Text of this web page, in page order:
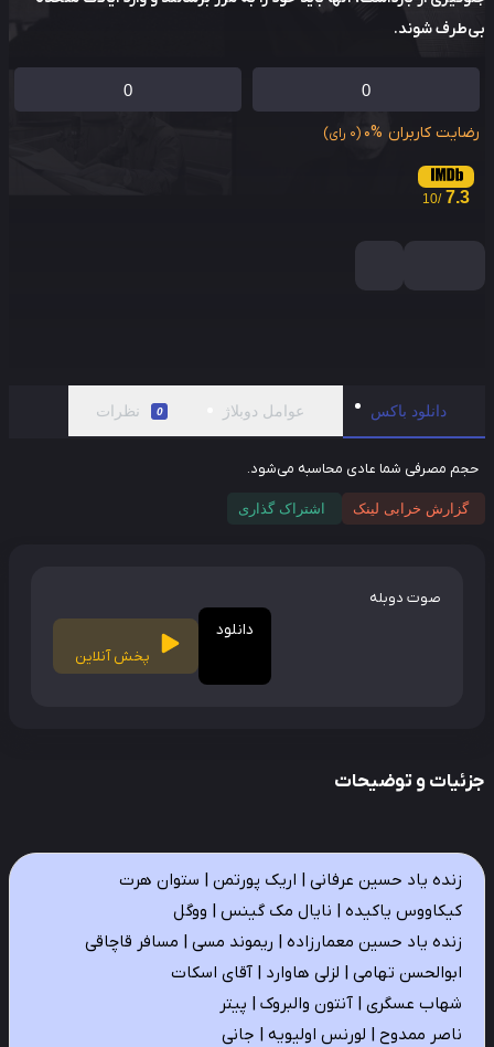
شوند.
کاربران 0% (0 رای)
/10
دانلود باکس عوامل دوبلاژ نظرات
مصرفی شما عادی محاسبه می‌شود.
گزارش خرابی لینک اشتراک گذاری
صوت دوبله
دانلود
پخش آنلاین
و توضیحات
زنده یاد حسین عرفانی | اریک پورتمن | ستوان هرت
کیکاووس یاکیده | نایال مک گینس | ووگل
زنده یاد حسین معمارزاده | ریموند مسی | مسافر قاچاقی
ابوالحسن تهامی | لزلی هاوارد | آقای اسکات
شهاب عسگری | آنتون والبروک | پیتر
ناصر ممدوح | لورنس اولیویه | جانی